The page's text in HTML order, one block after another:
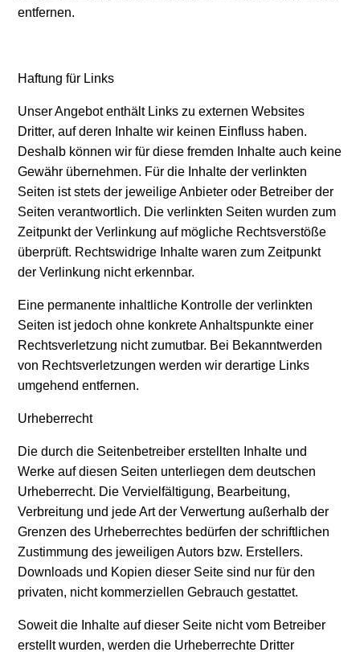
entfernen.
Haftung für Links
Unser Angebot enthält Links zu externen Websites
Dritter, auf deren Inhalte wir keinen Einfluss haben.
Deshalb können wir für diese fremden Inhalte auch keine
Gewähr übernehmen. Für die Inhalte der verlinkten
Seiten ist stets der jeweilige Anbieter oder Betreiber der
Seiten verantwortlich. Die verlinkten Seiten wurden zum
Zeitpunkt der Verlinkung auf mögliche Rechtsverstöße
überprüft. Rechtswidrige Inhalte waren zum Zeitpunkt
der Verlinkung nicht erkennbar.
Eine permanente inhaltliche Kontrolle der verlinkten
Seiten ist jedoch ohne konkrete Anhaltspunkte einer
Rechtsverletzung nicht zumutbar. Bei Bekanntwerden
von Rechtsverletzungen werden wir derartige Links
umgehend entfernen.
Urheberrecht
Die durch die Seitenbetreiber erstellten Inhalte und
Werke auf diesen Seiten unterliegen dem deutschen
Urheberrecht. Die Vervielfältigung, Bearbeitung,
Verbreitung und jede Art der Verwertung außerhalb der
Grenzen des Urheberrechtes bedürfen der schriftlichen
Zustimmung des jeweiligen Autors bzw. Erstellers.
Downloads und Kopien dieser Seite sind nur für den
privaten, nicht kommerziellen Gebrauch gestattet.
Soweit die Inhalte auf dieser Seite nicht vom Betreiber
erstellt wurden, werden die Urheberrechte Dritter